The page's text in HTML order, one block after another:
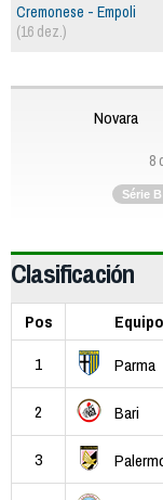
Cremonese - Empoli
(16 dez.)
Novara
8
Série
Clasificación
Pos Equipo
1
Parma
2 Bari
3